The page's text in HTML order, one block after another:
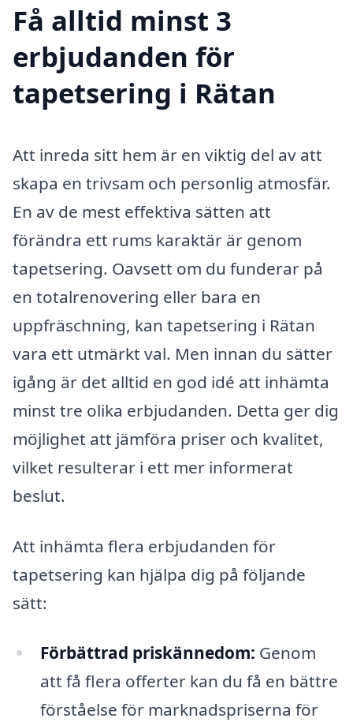
Få alltid minst 3
erbjudanden för
tapetsering i Rätan
Att inreda sitt hem är en viktig del av att
skapa en trivsam och personlig atmosfär.
En av de mest effektiva sätten att
förändra ett rums karaktär är genom
tapetsering. Oavsett om du funderar på
en totalrenovering eller bara en
uppfräschning, kan tapetsering i Rätan
vara ett utmärkt val. Men innan du sätter
igång är det alltid en god idé att inhämta
minst tre olika erbjudanden. Detta ger dig
möjlighet att jämföra priser och kvalitet,
vilket resulterar i ett mer informerat
beslut.
Att inhämta flera erbjudanden för
tapetsering kan hjälpa dig på följande
sätt:
Förbättrad priskännedom: Genom
att få flera offerter kan du få en bättre
förståelse för marknadspriserna för